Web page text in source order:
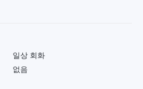
일상 회화
없음